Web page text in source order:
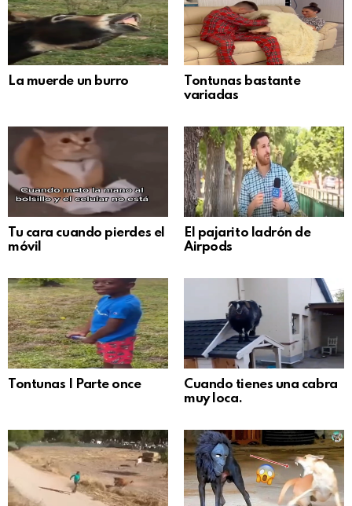
La muerde un burro
Tontunas bastante
variadas
Tu cara cuando pierdes el
móvil
El pajarito ladrón de
Airpods
Tontunas | Parte once
Cuando tienes una cabra
muy loca.